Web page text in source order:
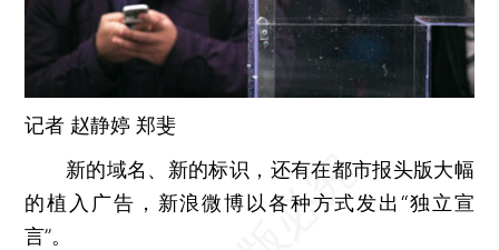
记者 赵静婷 郑斐
新的域名、新的标识，还有在都市报头版大幅
的植入广告，新浪微博以各种方式发出“独立宣
言”。